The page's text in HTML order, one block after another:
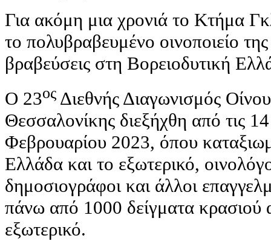
Για ακόμη μια χρονιά το Κτήμα
το πολυβραβευμένο οινοποιείο
βραβεύσεις στη Βορειοδυτική
Ο 23ος Διεθνής Διαγωνισμός
Θεσσαλονίκης διεξήχθη από τις
Φεβρουαρίου 2023, όπου
Ελλάδα και το εξωτερικό,
δημοσιογράφοι και άλλοι
πάνω από 1000 δείγματα κρασιού
εξωτερικό.